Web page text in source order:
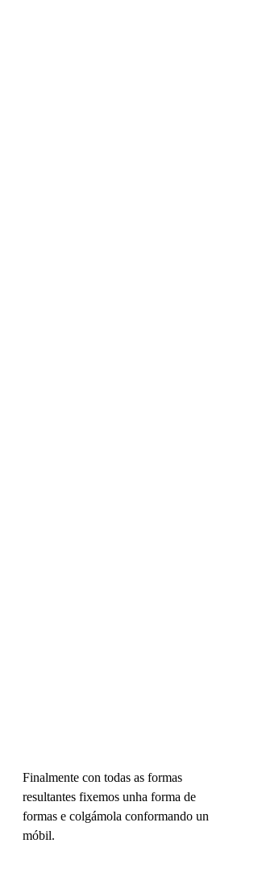
Finalmente con todas as formas
resultantes fixemos unha forma de
formas e colgámola conformando un
móbil.